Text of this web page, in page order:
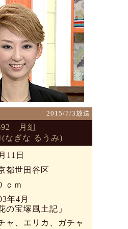
2015/7/3放送
月組
(なぎな るうみ)
11日
都世田谷区
ｃｍ
年4月
の宝塚風土記」
ャ、エリカ、ガチャ